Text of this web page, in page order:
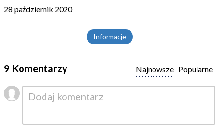
28 październik 2020
Informacje
9 Komentarzy Popularne
Najnowsze